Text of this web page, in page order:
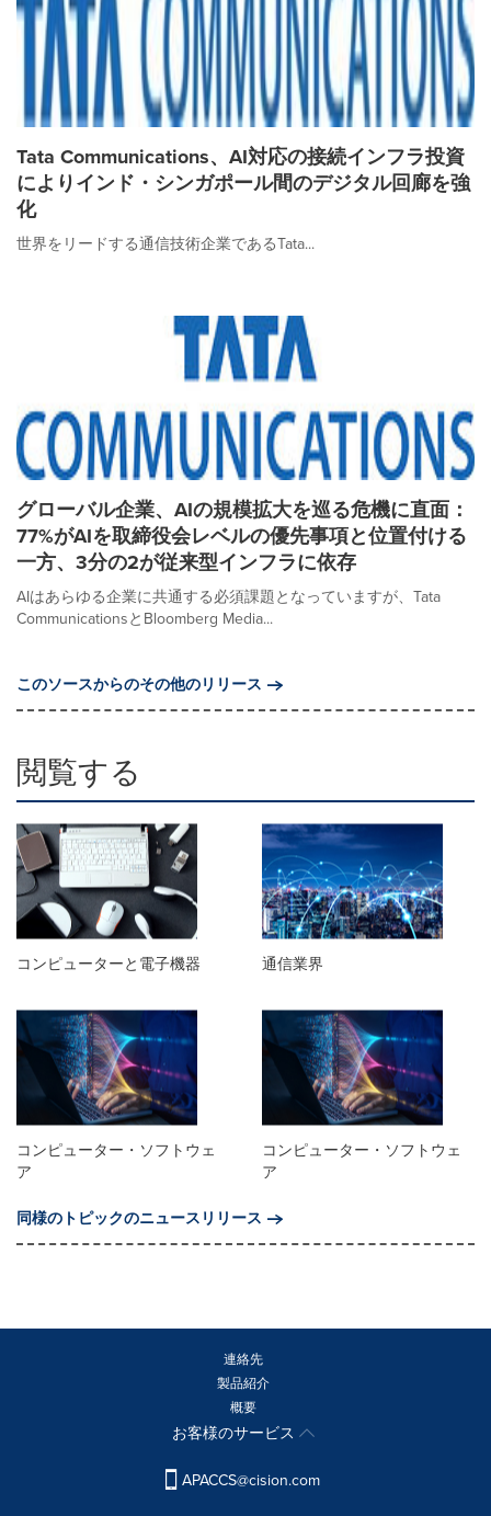
Tata Communications、AI対応の接続インフラ投資
によりインド・シンガポール間のデジタル回廊を強
化
世界をリードする通信技術企業であるTata...
グローバル企業、AIの規模拡大を巡る危機に直面：
77%がAIを取締役会レベルの優先事項と位置付ける
一方、3分の2が従来型インフラに依存
AIはあらゆる企業に共通する必須課題となっていますが、Tata
CommunicationsとBloomberg Media...
このソースからのその他のリリース
閲覧する
コンピューターと電子機器 通信業界
コンピューター・ソフトウェ
ア
コンピューター・ソフトウェ
ア
同様のトピックのニュースリリース
連絡先
製品紹介
概要
お客様のサービス
APACCS@cision.com